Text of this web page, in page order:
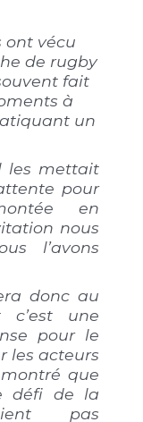
ont vécu
de rugby
fait
à
un
les mettait
pour
en
nous
l’avons
donc au
c’est une
pour le
les acteurs
que
défi de la
pas